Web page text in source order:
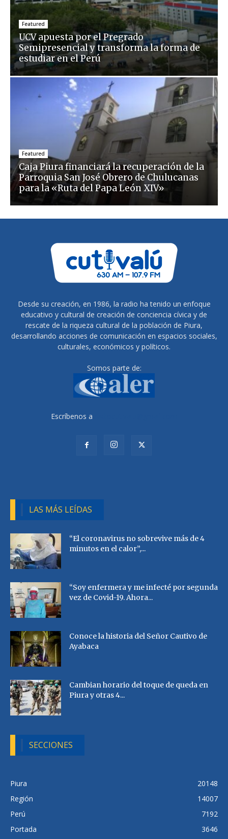
Featured
UCV apuesta por el Pregrado
Semipresencial y transforma la forma de
estudiar en el Perú
Featured
Caja Piura financiará la recuperación de la
Parroquia San José Obrero de Chulucanas
para la «Ruta del Papa León XIV»
Desde su creación, en 1986, la radio ha tenido un enfoque
educativo y cultural de creación de conciencia cívica y de
rescate de la riqueza cultural de la población de Piura,
desarrollando acciones de comunicación en espacios sociales,
culturales, económicos y políticos.
Somos parte de:
Escríbenos a
LAS MÁS LEÍDAS
“El coronavirus no sobrevive más de 4
minutos en el calor”,...
“Soy enfermera y me infecté por segunda
vez de Covid-19. Ahora...
Conoce la historia del Señor Cautivo de
Ayabaca
Cambian horario del toque de queda en
Piura y otras 4...
SECCIONES
Piura
20148
Región
14007
Perú
7192
Portada
3646